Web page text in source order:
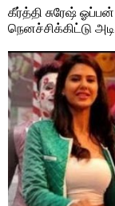
கீர்த்தி சுரேஷ்
நெனச்சிக்கிட்டு